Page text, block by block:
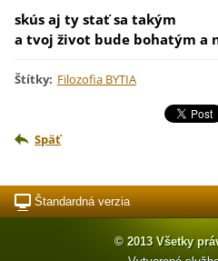
skús aj ty stať sa takým
a tvoj život bude bohatým a
Štítky: Filozofia BYTIA
Späť
Štandardná verzia
© 2013 Všetky